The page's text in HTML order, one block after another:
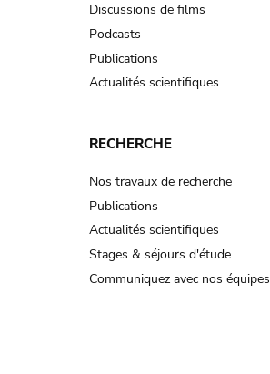
Discussions de films
Podcasts
Publications
Actualités scientifiques
RECHERCHE
Nos travaux de recherche
Publications
Actualités scientifiques
Stages & séjours d'étude
Communiquez avec nos équipes